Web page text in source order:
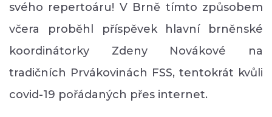
svého repertoáru! V Brně tímto způsobem
včera proběhl příspěvek hlavní brněnské
koordinátorky Zdeny Novákové na
tradičních Prvákovinách FSS, tentokrát kvůli
covid-19 pořádaných přes internet.